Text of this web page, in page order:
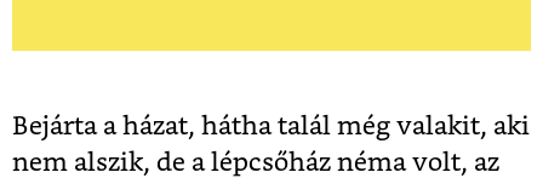
Bejárta a házat, hátha talál még valakit, aki
nem alszik, de a lépcsőház néma volt, az